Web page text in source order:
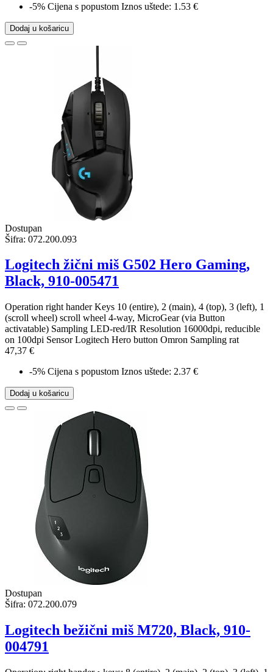
-5% Cijena s popustom Iznos uštede: 1.53 €
Dodaj u košaricu
Dostupan
Šifra: 072.200.093
Logitech žični miš G502 Hero Gaming,
Black, 910-005471
Operation right hander Keys 10 (entire), 2 (main), 4 (top), 3 (left), 1
(scroll wheel) scroll wheel 4-way, MicroGear (via Button
activatable) Sampling LED-red/IR Resolution 16000dpi, reducible
on 100dpi Sensor Logitech Hero button Omron Sampling rat
47,37 €
-5% Cijena s popustom Iznos uštede: 2.37 €
Dodaj u košaricu
Dostupan
Šifra: 072.200.079
Logitech bežični miš M720, Black, 910-
004791